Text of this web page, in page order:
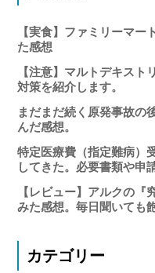
【実食】ファミリーマ
た感想
【注意】マルトデキスト
対策を紹介します。
まだまだ続く原発事故の
んだ感想。
特定医療費（指定難病）
してきた。必要書類や申
【レビュー】アルクの
みた感想。毎日聞いても
カテゴリー